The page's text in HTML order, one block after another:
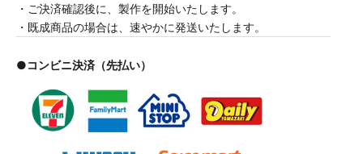
・ご決済確認後に、製作を開始いたします。
・既成商品の場合は、速やかに発送いたします。
●コンビニ決済（先払い）